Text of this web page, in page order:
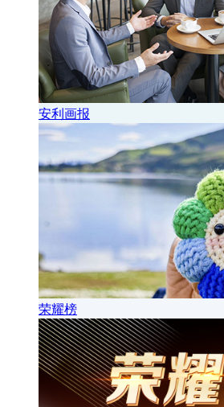
安利画报
荣耀榜